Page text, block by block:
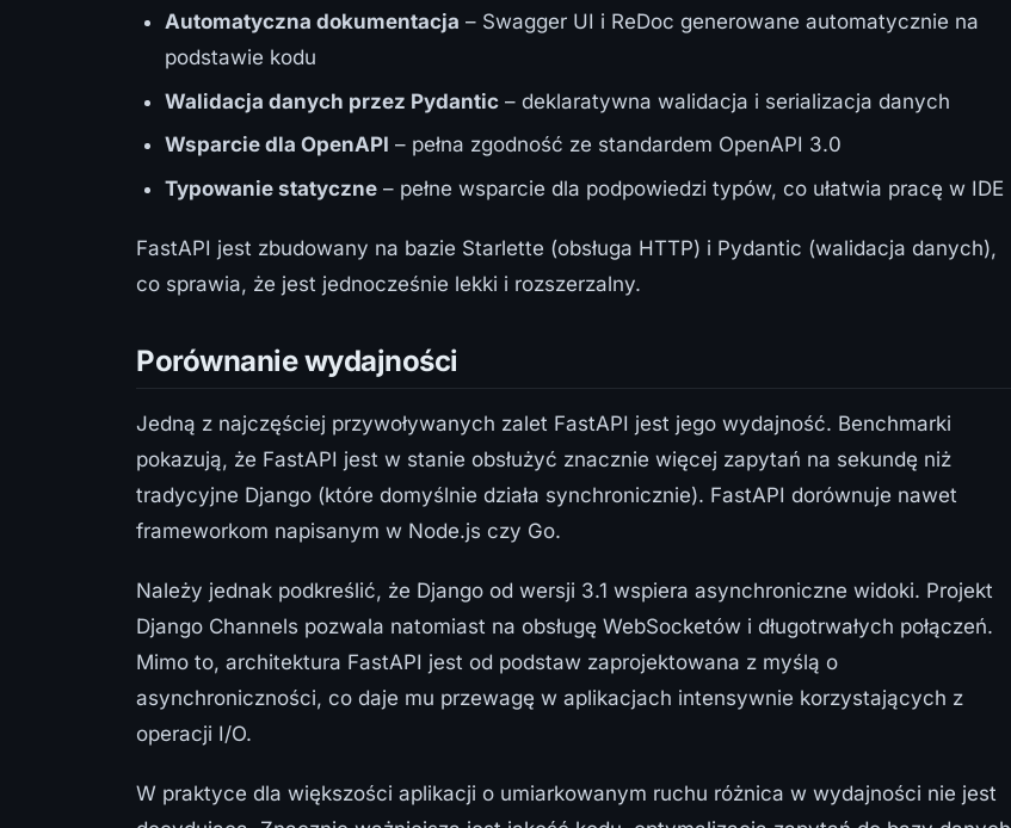
Automatyczna dokumentacja – Swagger UI i ReDoc generowane automatycznie na
podstawie kodu
Walidacja danych przez Pydantic – deklaratywna walidacja i serializacja danych
Wsparcie dla OpenAPI – pełna zgodność ze standardem OpenAPI 3.0
Typowanie statyczne – pełne wsparcie dla podpowiedzi typów, co ułatwia pracę w IDE
FastAPI jest zbudowany na bazie Starlette (obsługa HTTP) i Pydantic (walidacja danych),
co sprawia, że jest jednocześnie lekki i rozszerzalny.
Porównanie wydajności
Jedną z najczęściej przywoływanych zalet FastAPI jest jego wydajność. Benchmarki
pokazują, że FastAPI jest w stanie obsłużyć znacznie więcej zapytań na sekundę niż
tradycyjne Django (które domyślnie działa synchronicznie). FastAPI dorównuje nawet
frameworkom napisanym w Node.js czy Go.
Należy jednak podkreślić, że Django od wersji 3.1 wspiera asynchroniczne widoki. Projekt
Django Channels pozwala natomiast na obsługę WebSocketów i długotrwałych połączeń.
Mimo to, architektura FastAPI jest od podstaw zaprojektowana z myślą o
asynchroniczności, co daje mu przewagę w aplikacjach intensywnie korzystających z
operacji I/O.
W praktyce dla większości aplikacji o umiarkowanym ruchu różnica w wydajności nie jest